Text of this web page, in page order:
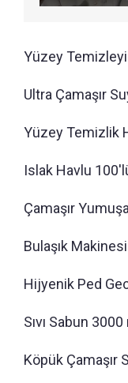
Yüzey
Ultra Çamaşır
Yüzey Temizlik
Islak Havlu
Çamaşır
Bulaşık
Hijyenik Ped
Sıvı Sabun
Köpük Çamaşır